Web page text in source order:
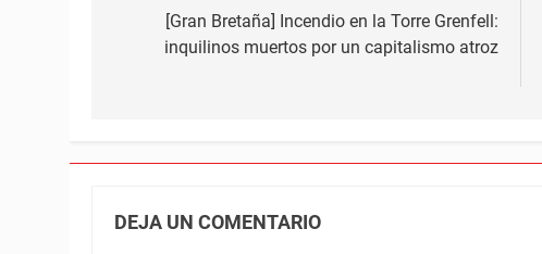
entradas
[Gran Bretaña] Incendio en la Torre Grenfell:
inquilinos muertos por un capitalismo atroz
DEJA UN COMENTARIO